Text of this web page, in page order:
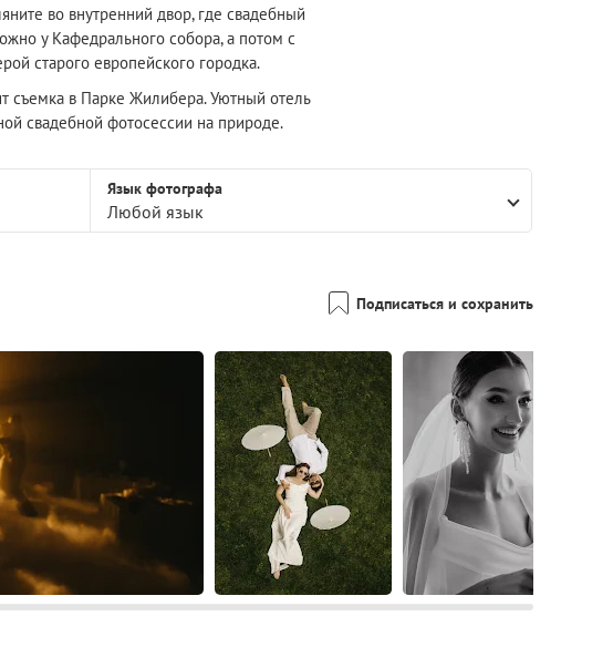
во внутренний двор, где свадебный
у Кафедрального собора, а потом с
старого европейского городка.
съемка в Парке Жилибера. Уютный отель
свадебной фотосессии на природе.
Язык фотографа
Любой язык
Подписаться и сохранить